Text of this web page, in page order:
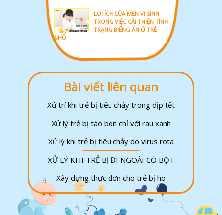
LỢI ÍCH CỦA MEN VI SINH
TRONG VIỆC CẢI THIỆN TÌNH
TRẠNG BIẾNG ĂN Ở TRẺ
NHỎ
Bài viết liên quan
Xử trí khi trẻ bị tiêu chảy trong dịp tết
Xử lý trẻ bị táo bón chỉ với rau xanh
Xử lý khi trẻ bị tiêu chảy do virus rota
XỬ LÝ KHI TRẺ BỊ ĐI NGOÀI CÓ BỌT
Xây dựng thực đơn cho trẻ bị ho